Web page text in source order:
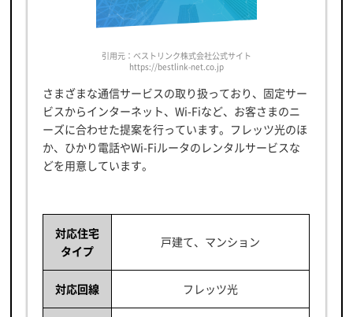
引用元：ベストリンク株式会社公式サイト
https://bestlink-net.co.jp
さまざまな通信サービスの取り扱っており、固定サー
ビスからインターネット、Wi-Fiなど、お客さまのニ
ーズに合わせた提案を行っています。フレッツ光のほ
か、ひかり電話やWi-Fiルータのレンタルサービスな
どを用意しています。
対応住宅
タイプ
戸建て、マンション
対応回線 フレッツ光